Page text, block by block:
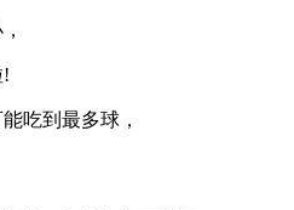
!
吃到最多球，